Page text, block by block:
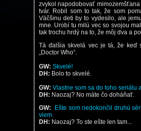
zvykol napodobovať
tvár. Robil som to tak, že som
Väčšinu deti by to vydesilo, ale
mne. Urobí tu milú vec so svojou
tak trochu hrdý na to, že môj dva a
Tá ďalšia skvelá vec je tá, že keď
„Doctor Who“.
GW: Skvelé!
DH: Bolo to skvelé.
GW: Vlastne som sa do toho seriálu
DH: Naozaj? No máte čo doháňať.
GW:
Ešte som nedokončil druhú
viem.
DH: Naozaj? To ste ešte len tam...